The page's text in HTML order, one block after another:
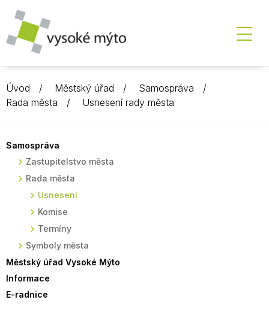
Úvod Městský úřad
Samospráva
Rada města
Usnesení rady města
Samospráva
Zastupitelstvo města
Rada města
Usnesení
Komise
Termíny
Symboly města
Městský úřad Vysoké Mýto
Informace
E-radnice